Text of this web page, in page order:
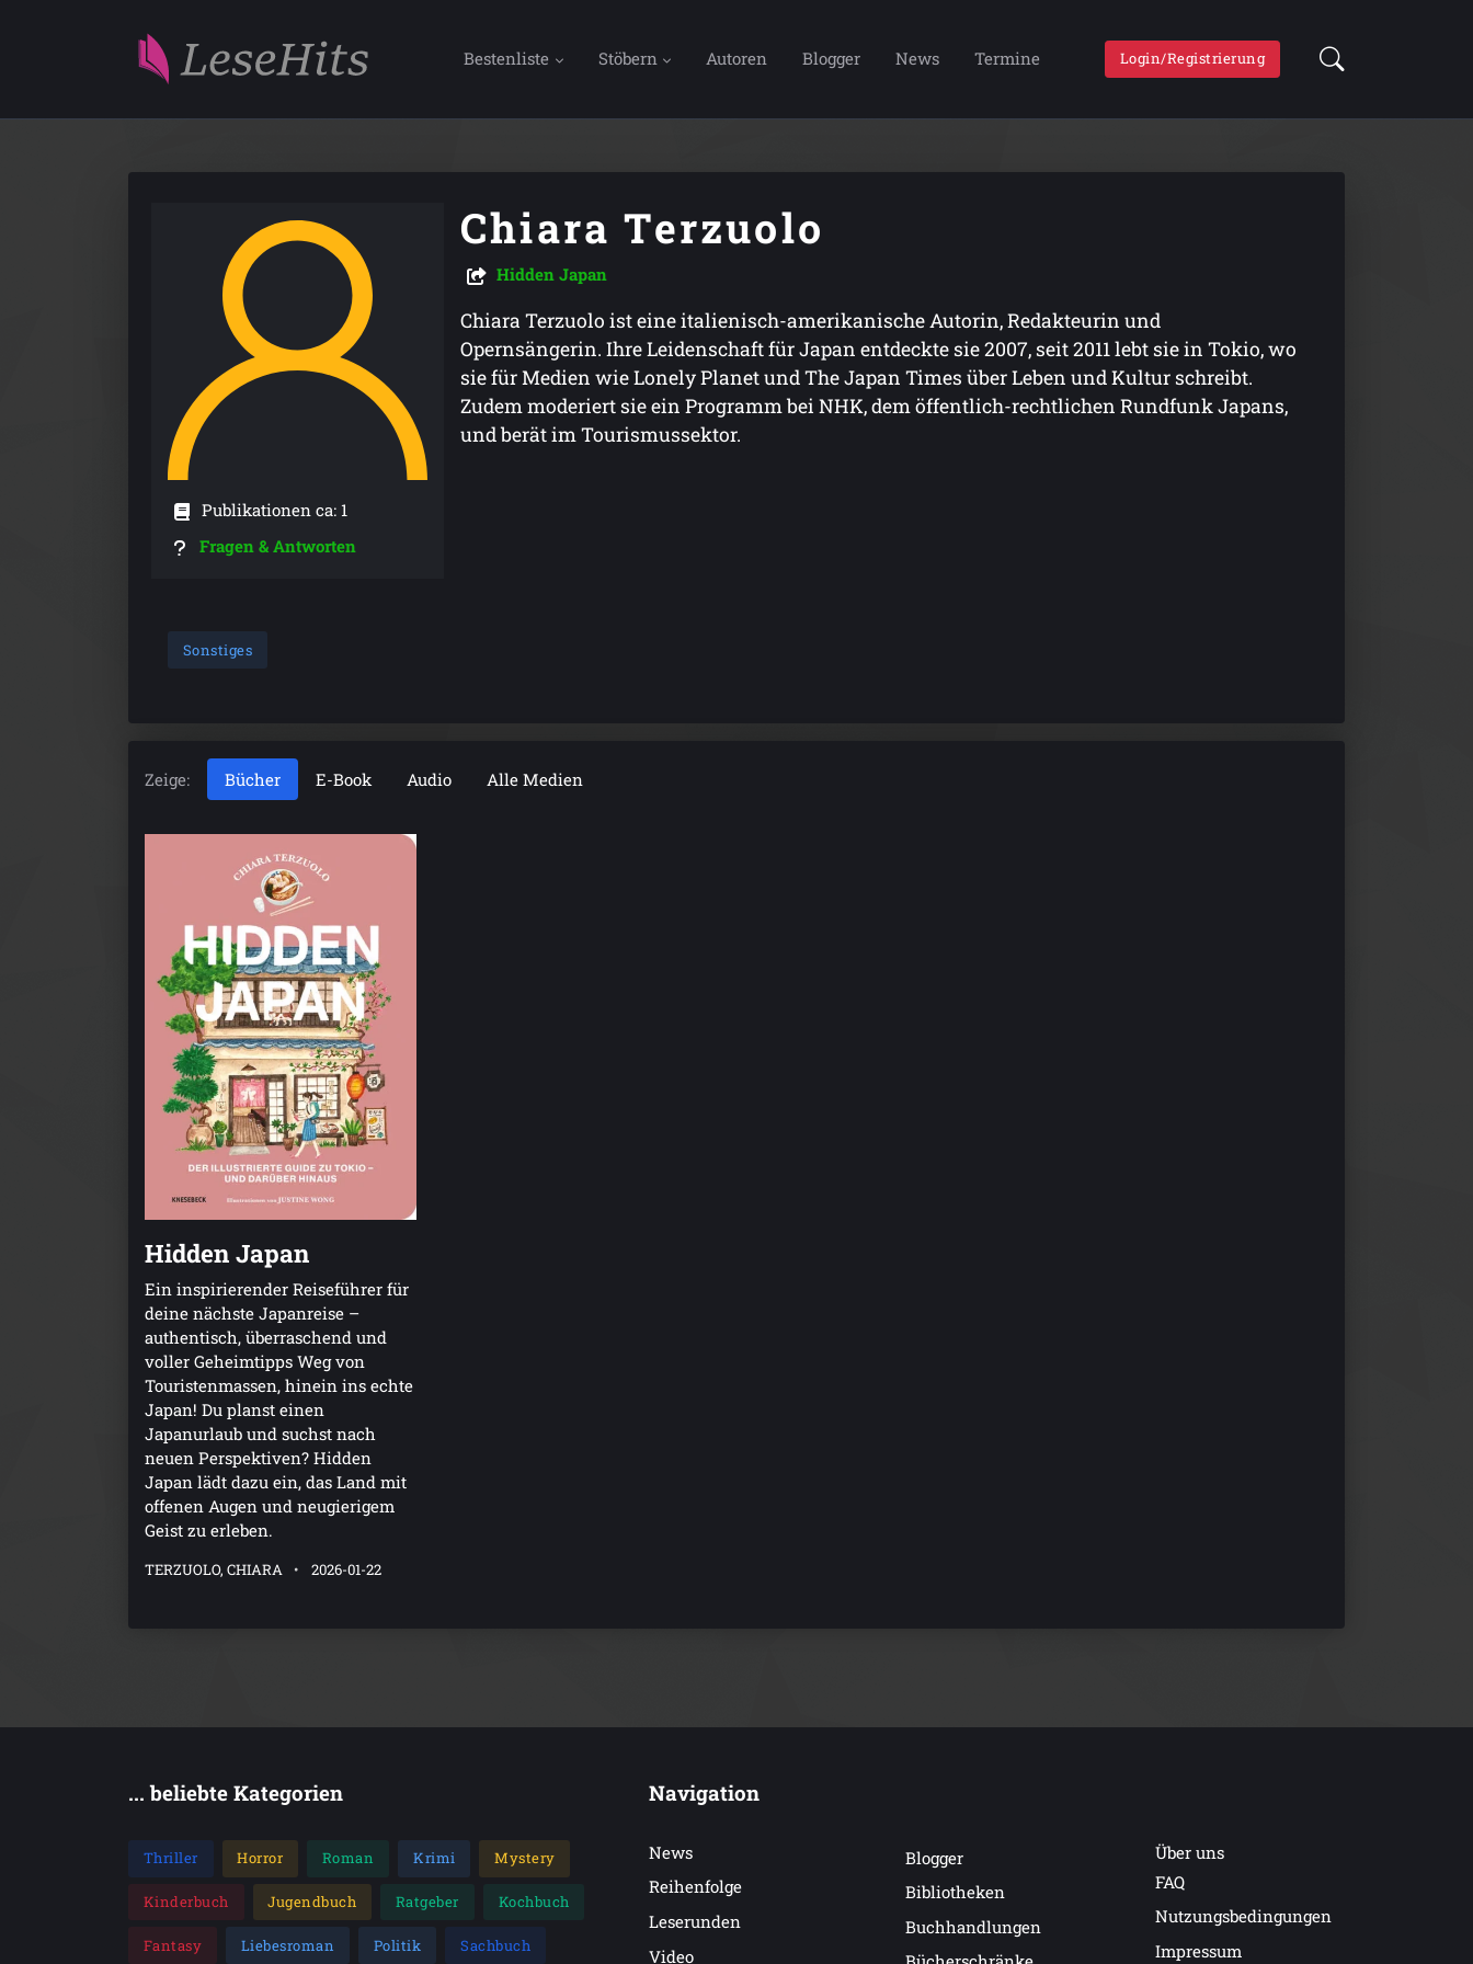
Bestenliste Stöbern Autoren Blogger News Termine Login/Registrierung
Publikationen ca: 1
Fragen & Antworten
Chiara Terzuolo
Hidden Japan
Chiara Terzuolo ist eine italienisch-amerikanische Autorin, Redakteurin und
Opernsängerin. Ihre Leidenschaft für Japan entdeckte sie 2007, seit 2011 lebt sie in Tokio, wo
sie für Medien wie Lonely Planet und The Japan Times über Leben und Kultur schreibt.
Zudem moderiert sie ein Programm bei NHK, dem öffentlich-rechtlichen Rundfunk Japans,
und berät im Tourismussektor.
Sonstiges
Zeige: Bücher E-Book Audio Alle Medien
Hidden Japan
Ein inspirierender Reiseführer für
deine nächste Japanreise –
authentisch, überraschend und
voller Geheimtipps Weg von
Touristenmassen, hinein ins echte
Japan! Du planst einen
Japanurlaub und suchst nach
neuen Perspektiven? Hidden
Japan lädt dazu ein, das Land mit
offenen Augen und neugierigem
Geist zu erleben.
TERZUOLO, CHIARA 2026-01-22
... beliebte Kategorien
Thriller Horror Roman Krimi Mystery
Kinderbuch Jugendbuch Ratgeber Kochbuch
Fantasy Liebesroman Politik Sachbuch
Navigation
News
Reihenfolge
Leserunden
Video
Blogger
Bibliotheken
Buchhandlungen
Über uns
FAQ
Nutzungsbedingungen
Impressum